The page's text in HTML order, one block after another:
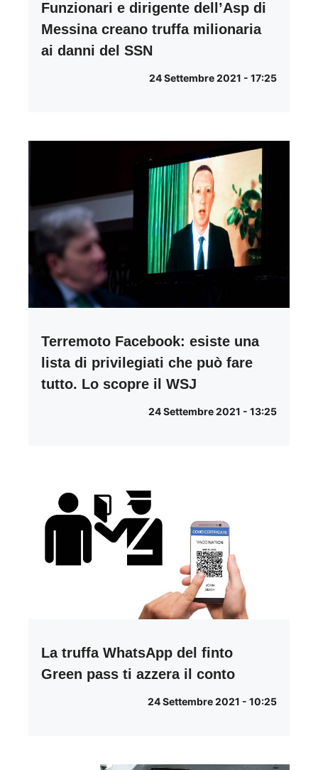
Funzionari e dirigente dell’Asp di
Messina creano truffa milionaria
ai danni del SSN
24 Settembre 2021 - 17:25
Terremoto Facebook: esiste una
lista di privilegiati che può fare
tutto. Lo scopre il WSJ
24 Settembre 2021 - 13:25
La truffa WhatsApp del finto
Green pass ti azzera il conto
24 Settembre 2021 - 10:25